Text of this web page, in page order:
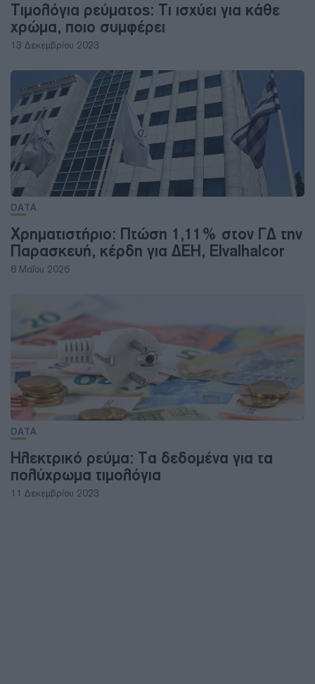
Τιμολόγια ρεύματος: Τι ισχύει για κάθε
χρώμα, ποιο συμφέρει
13 Δεκεμβρίου 2023
DATA
Χρηματιστήριο: Πτώση 1,11% στον ΓΔ την
Παρασκευή, κέρδη για ΔΕΗ, Elvalhalcor
8 Μαΐου 2026
DATA
Ηλεκτρικό ρεύμα: Τα δεδομένα για τα
πολύχρωμα τιμολόγια
11 Δεκεμβρίου 2023